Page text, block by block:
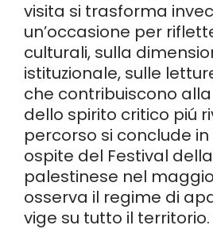
visita si trasforma
un’occasione per
culturali, sulla
istituzionale, sulle
che contribuiscono
dello spirito critico piú
percorso si conclude in
ospite del Festival
palestinese nel
osserva il regime di
vige su tutto il territorio.